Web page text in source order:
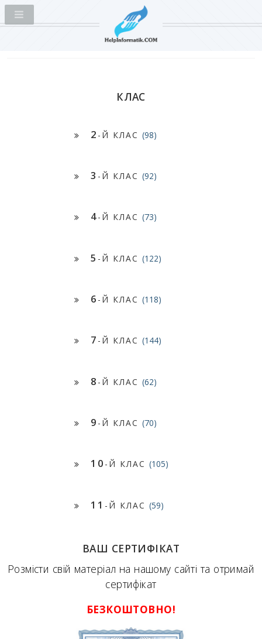
КЛАС
2 -Й КЛАС (98)
3 -Й КЛАС (92)
4-Й КЛАС (73)
5 -Й КЛАС (122)
6 -Й КЛАС (118)
7 -Й КЛАС (144)
8 -Й КЛАС (62)
9 -Й КЛАС (70)
10 -Й КЛАС (105)
11 -Й КЛАС (59)
ВАШ СЕРТИФІКАТ
Розмісти свій матеріал на нашому сайті та отримай
сертифікат
БЕЗКОШТОВНО!